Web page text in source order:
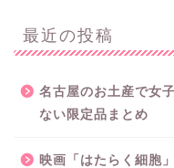
最近の投稿
名古屋のお土産で女
ない限定品まとめ
映画「はたらく細胞